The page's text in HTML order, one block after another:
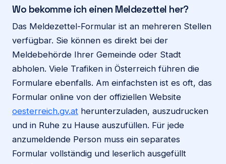
Wo bekomme ich einen Meldezettel her?
Das Meldezettel-Formular ist an mehreren Stellen
verfügbar. Sie können es direkt bei der
Meldebehörde Ihrer Gemeinde oder Stadt
abholen. Viele Trafiken in Österreich führen die
Formulare ebenfalls. Am einfachsten ist es oft, das
Formular online von der offiziellen Website
oesterreich.gv.at herunterzuladen, auszudrucken
und in Ruhe zu Hause auszufüllen. Für jede
anzumeldende Person muss ein separates
Formular vollständig und leserlich ausgefüllt